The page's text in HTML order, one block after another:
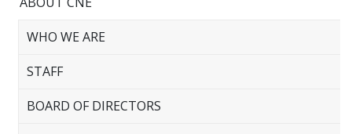
WHO WE ARE
STAFF
BOARD OF DIRECTORS